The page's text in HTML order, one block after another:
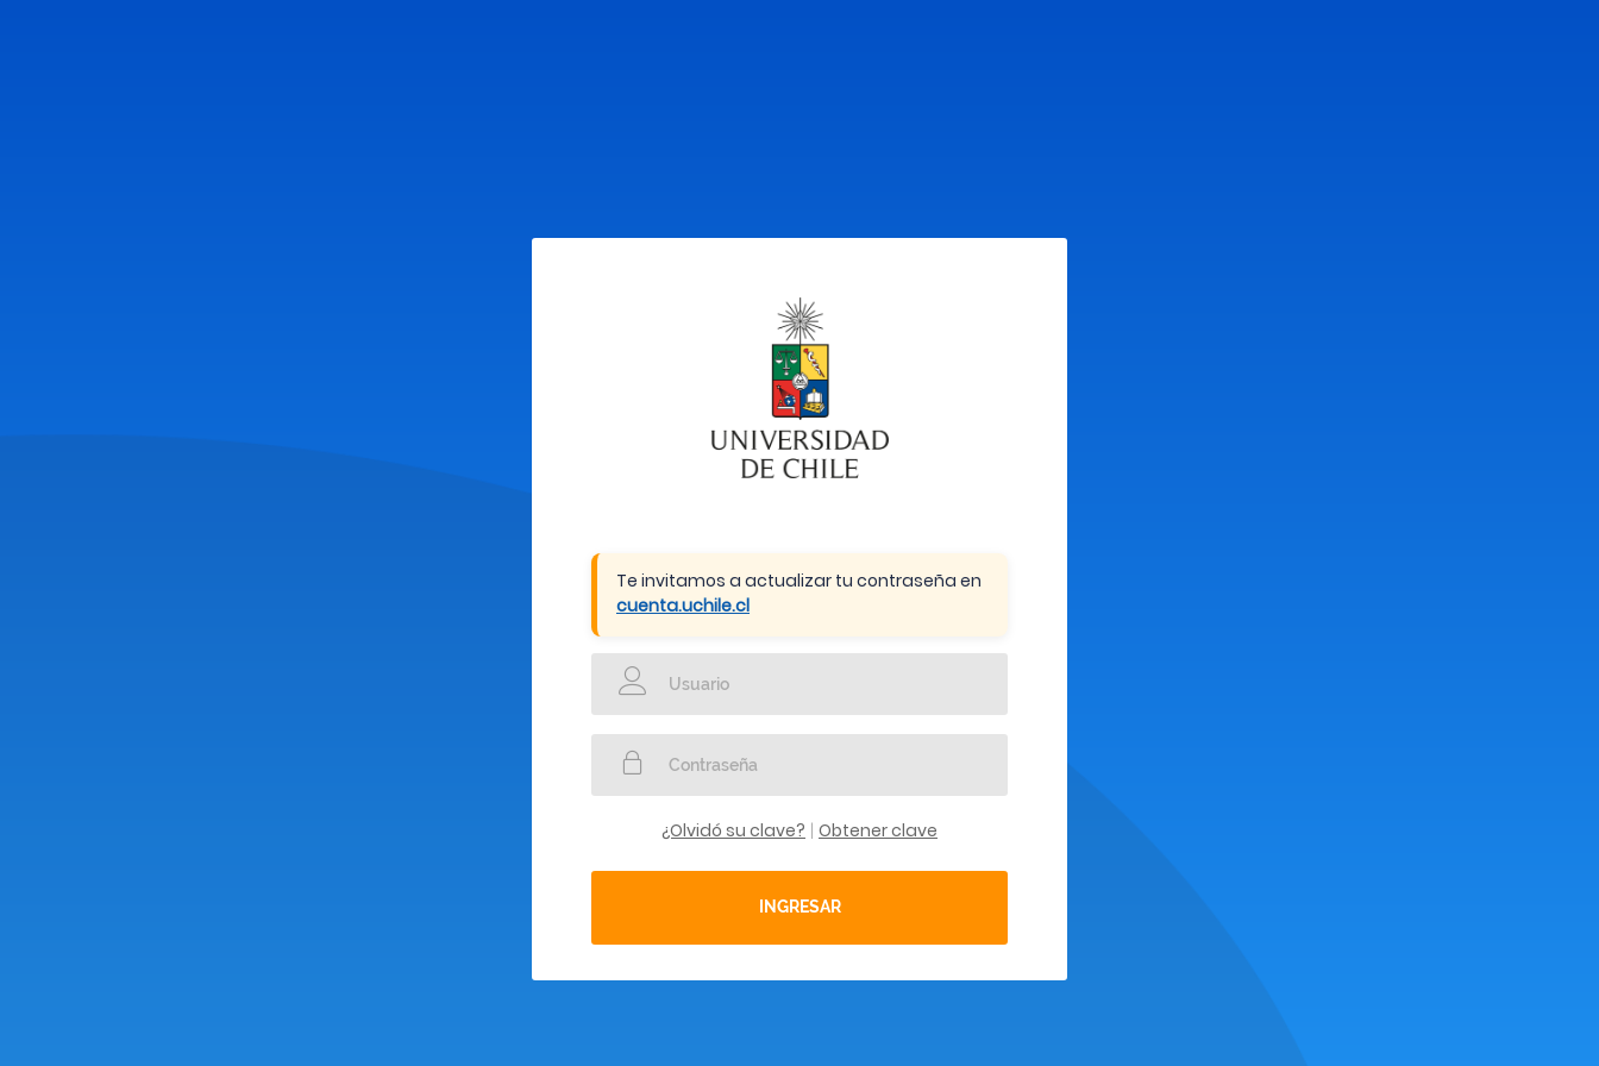
Te invitamos a actualizar tu contraseña en
cuenta.uchile.cl
¿Olvidó su clave? Obtener clave
INGRESAR